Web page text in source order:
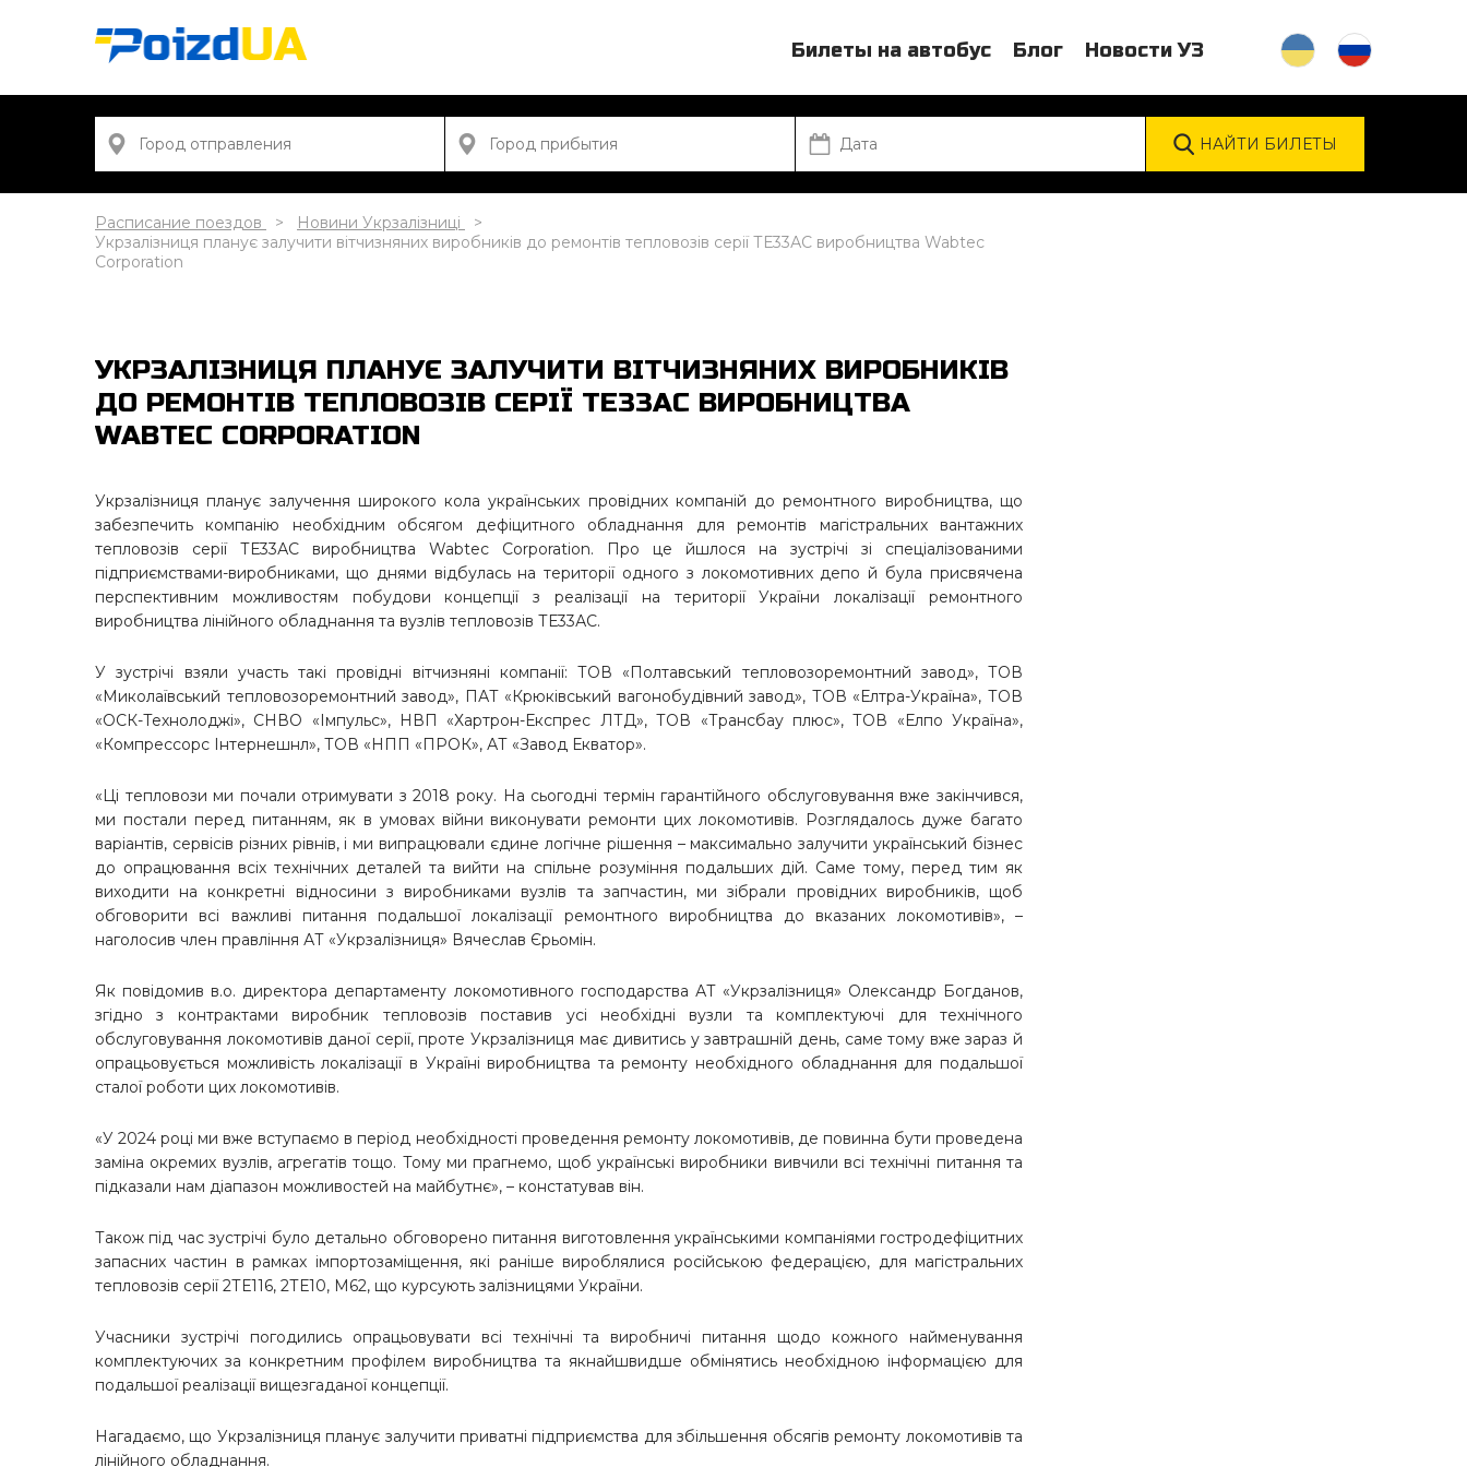
Билеты на автобус Блог Новости УЗ
Расписание поездов
Новини Укрзалізниці
Укрзалізниця планує залучити вітчизняних виробників до ремонтів тепловозів серії ТЕ33АС виробництва Wabtec
Corporation
УКРЗАЛІЗНИЦЯ ПЛАНУЄ ЗАЛУЧИТИ ВІТЧИЗНЯНИХ ВИРОБНИКІВ
ДО РЕМОНТІВ ТЕПЛОВОЗІВ СЕРІЇ ТЕ33АС ВИРОБНИЦТВА
WABTEC CORPORATION
Укрзалізниця планує залучення широкого кола українських провідних компаній до ремонтного виробництва, що
забезпечить компанію необхідним обсягом дефіцитного обладнання для ремонтів магістральних вантажних
тепловозів серії ТЕ33АС виробництва Wabtec Corporation. Про це йшлося на зустрічі зі спеціалізованими
підприємствами-виробниками, що днями відбулась на території одного з локомотивних депо й була присвячена
перспективним можливостям побудови концепції з реалізації на території України локалізації ремонтного
виробництва лінійного обладнання та вузлів тепловозів ТЕ33АС.
У зустрічі взяли участь такі провідні вітчизняні компанії: ТОВ «Полтавський тепловозоремонтний завод», ТОВ
«Миколаївський тепловозоремонтний завод», ПАТ «Крюківський вагонобудівний завод», ТОВ «Елтра-Україна», ТОВ
«ОСК-Технолоджі», СНВО «Імпульс», НВП «Хартрон-Експрес ЛТД», ТОВ «Трансбау плюс», ТОВ «Елпо Україна»,
«Компрессорс Інтернешнл», ТОВ «НПП «ПРОК», АТ «Завод Екватор».
«Ці тепловози ми почали отримувати з 2018 року. На сьогодні термін гарантійного обслуговування вже закінчився,
ми постали перед питанням, як в умовах війни виконувати ремонти цих локомотивів. Розглядалось дуже багато
варіантів, сервісів різних рівнів, і ми випрацювали єдине логічне рішення – максимально залучити український бізнес
до опрацювання всіх технічних деталей та вийти на спільне розуміння подальших дій. Саме тому, перед тим як
виходити на конкретні відносини з виробниками вузлів та запчастин, ми зібрали провідних виробників, щоб
обговорити всі важливі питання подальшої локалізації ремонтного виробництва до вказаних локомотивів», –
наголосив член правління АТ «Укрзалізниця» Вячеслав Єрьомін.
Як повідомив в.о. директора департаменту локомотивного господарства АТ «Укрзалізниця» Олександр Богданов,
згідно з контрактами виробник тепловозів поставив усі необхідні вузли та комплектуючі для технічного
обслуговування локомотивів даної серії, проте Укрзалізниця має дивитись у завтрашній день, саме тому вже зараз й
опрацьовується можливість локалізації в Україні виробництва та ремонту необхідного обладнання для подальшої
сталої роботи цих локомотивів.
«У 2024 році ми вже вступаємо в період необхідності проведення ремонту локомотивів, де повинна бути проведена
заміна окремих вузлів, агрегатів тощо. Тому ми прагнемо, щоб українські виробники вивчили всі технічні питання та
підказали нам діапазон можливостей на майбутнє», – констатував він.
Також під час зустрічі було детально обговорено питання виготовлення українськими компаніями гостродефіцитних
запасних частин в рамках імпортозаміщення, які раніше вироблялися російською федерацією, для магістральних
тепловозів серії 2ТЕ116, 2ТЕ10, М62, що курсують залізницями України.
Учасники зустрічі погодились опрацьовувати всі технічні та виробничі питання щодо кожного найменування
комплектуючих за конкретним профілем виробництва та якнайшвидше обмінятись необхідною інформацією для
подальшої реалізації вищезгаданої концепції.
Нагадаємо, що Укрзалізниця планує залучити приватні підприємства для збільшення обсягів ремонту локомотивів та
лінійного обладнання.